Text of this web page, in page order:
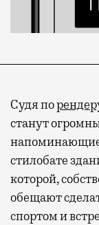
Судя по
станут
напоминающие
стилобате
которой,
обещают
спортом и